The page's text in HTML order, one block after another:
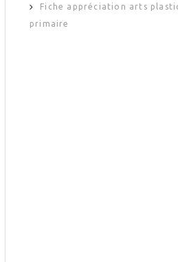
Fiche appréciation arts
primaire